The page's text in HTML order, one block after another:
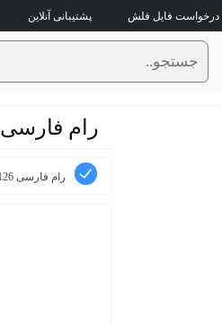
درخواست فایل فلش پشتیبانی آنلاین
رام فارسی G630-U00 Android 4.3 B126
رام فارسی G630-U00 Android 4.3 B126